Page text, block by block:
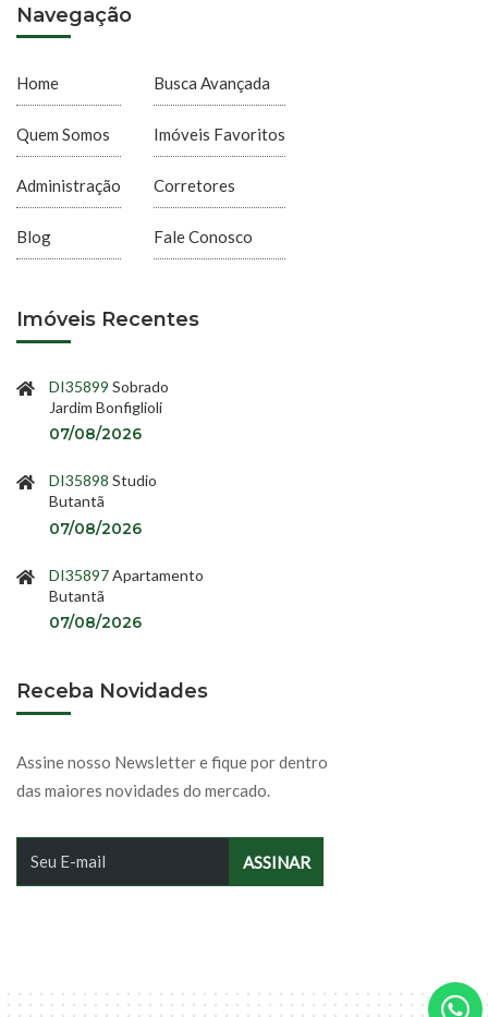
Navegação
Home
Quem Somos
Administração
Blog
Busca Avançada
Imóveis Favoritos
Corretores
Fale Conosco
Imóveis Recentes
DI35899 Sobrado
Jardim Bonfiglioli
07/08/2026
DI35898 Studio
Butantã
07/08/2026
DI35897Apartamento
Butantã
07/08/2026
Receba Novidades
Assine nosso Newsletter e fique por dentro
das maiores novidades do mercado.